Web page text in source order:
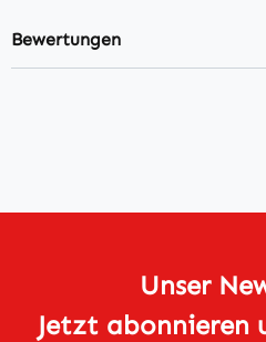
Bewertungen
Unser
Jetzt abonnieren